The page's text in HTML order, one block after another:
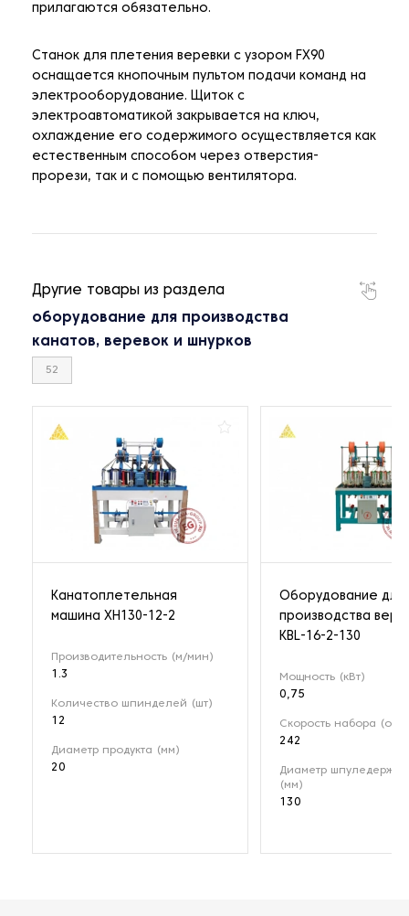
прилагаются обязательно.
Станок для плетения веревки с узором FX90
оснащается кнопочным пультом подачи команд на
электрооборудование. Щиток с
электроавтоматикой закрывается на ключ,
охлаждение его содержимого осуществляется как
естественным способом через отверстия-
прорези, так и с помощью вентилятора.
Другие товары из раздела
оборудование для производства
канатов, веревок и шнурков
52
Канатоплетельная
машина XH130-12-2
Производительность (м/мин)
1.3
Количество шпинделей (шт)
12
Диаметр продукта (мм)
20
Оборудование для
производства
KBL-16-2-130
Мощность (кВт)
0,75
Скорость набора (об/
242
Диаметр
(мм)
130